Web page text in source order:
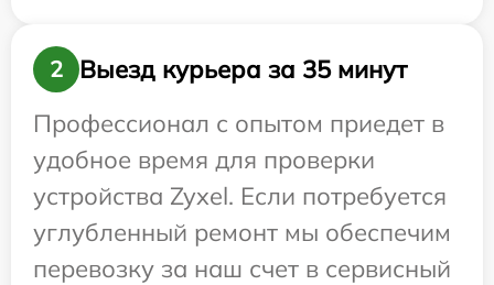
2
Выезд курьера за 35 минут
Профессионал с опытом приедет в
удобное время для проверки
устройства Zyxel. Если потребуется
углубленный ремонт мы обеспечим
перевозку за наш счет в сервисный